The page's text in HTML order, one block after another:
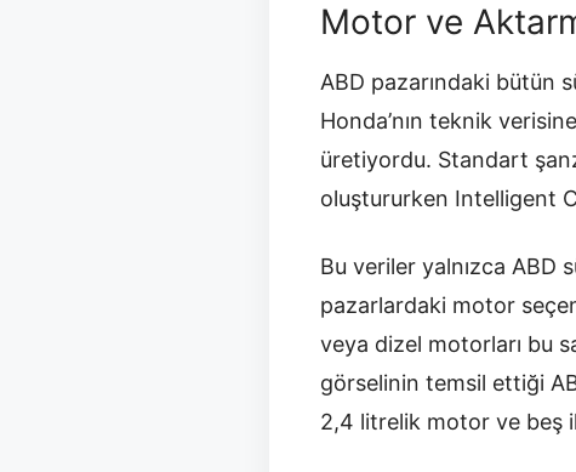
Motor ve
ABD pazarındaki bütün
Honda’nın teknik
üretiyordu. Standart
oluştururken Intelligent
Bu veriler yalnızca ABD
pazarlardaki motor
veya dizel motorları bu
görselinin temsil ettiği
2,4 litrelik motor ve beş